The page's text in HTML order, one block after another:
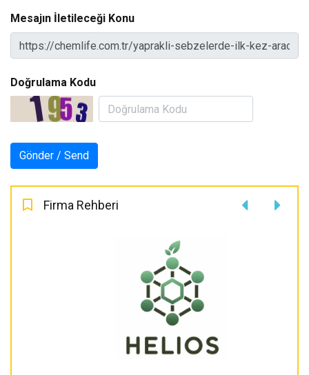
Mesajın İletileceği Konu
Doğrulama Kodu
Firma Rehberi